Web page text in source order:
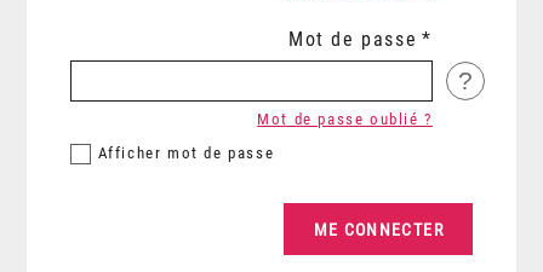
Mot de passe
?
Afficher mot de passe
Mot de passe oublié ?